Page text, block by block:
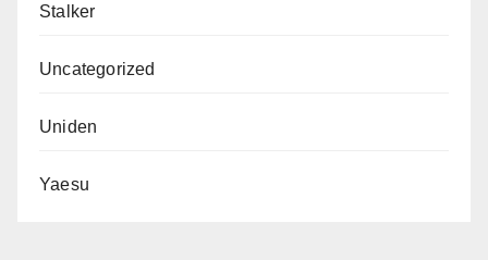
Stalker
Uncategorized
Uniden
Yaesu